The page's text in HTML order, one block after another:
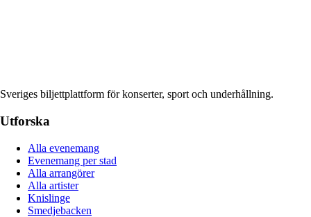
Sveriges biljettplattform för konserter, sport och underhållning.
Utforska
Alla evenemang
Evenemang per stad
Alla arrangörer
Alla artister
Knislinge
Smedjebacken